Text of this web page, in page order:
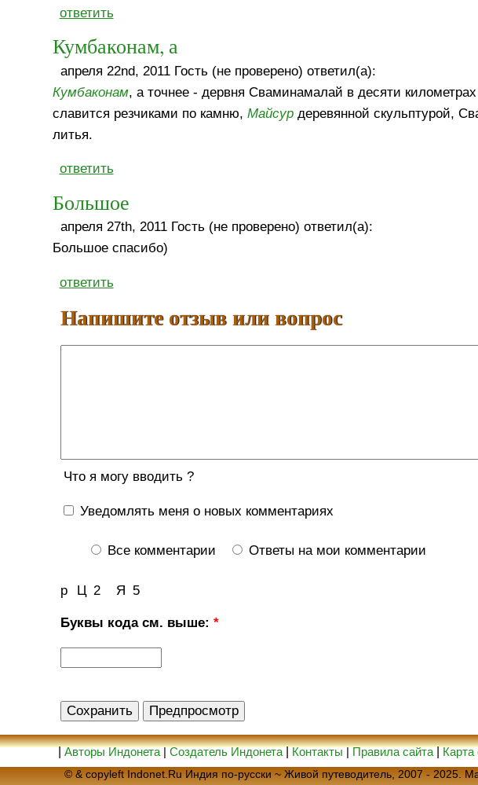
ответить
Кумбаконам, а
апреля 22nd, 2011 Гость (не проверено) ответил(а):
Кумбаконам, а точнее - дервня Сваминамалай в десяти
славится резчиками по камню,Майсур деревянной скульптурой,
литья.
ответить
Большое
апреля 27th, 2011 Гость (не проверено) ответил(а):
Большое спасибо)
ответить
Напишите отзыв или вопрос
Что я могу вводить ?
Уведомлять меня о новых комментариях
Все комментарии Ответы на мои комментарии
р Я 5
Ц 2
Буквы кода см. выше:*
|Авторы Индонета|Создатель Индонета|Контакты|Правила сайта|Карта
© & copyleft Indonet.Ru Индия по-русски ~ Живой путеводитель, 2007 - 2025.